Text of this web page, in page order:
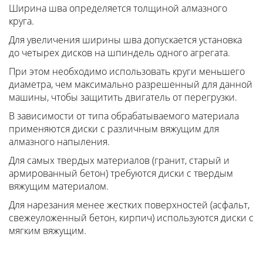
Ширина шва определяется толщиной алмазного
круга.
Для увеличения ширины шва допускается установка
до четырех дисков на шпиндель одного агрегата.
При этом необходимо использовать круги меньшего
диаметра, чем максимально разрешенный для данной
машины, чтобы защитить двигатель от перегрузки.
В зависимости от типа обрабатываемого материала
применяются диски с различным вяжущим для
алмазного напыления.
Для самых твердых материалов (гранит, старый и
армированный бетон) требуются диски с твердым
вяжущим материалом.
Для нарезания менее жестких поверхностей (асфальт,
свежеуложенный бетон, кирпич) используются диски с
мягким вяжущим.